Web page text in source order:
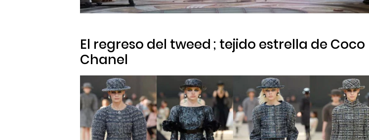
El regreso del tweed ; tejido estrella de Coco
Chanel